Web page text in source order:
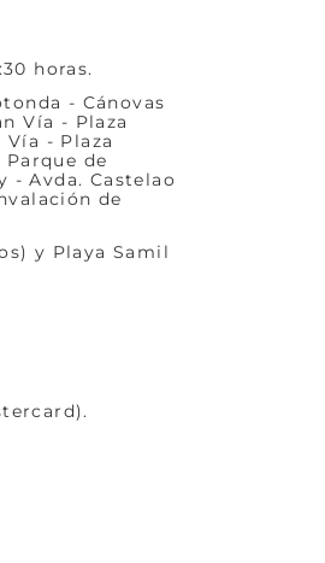
horas.
- Cánovas
Vía - Plaza
- Plaza
de
- Avda. Castelao
de
y Playa Samil